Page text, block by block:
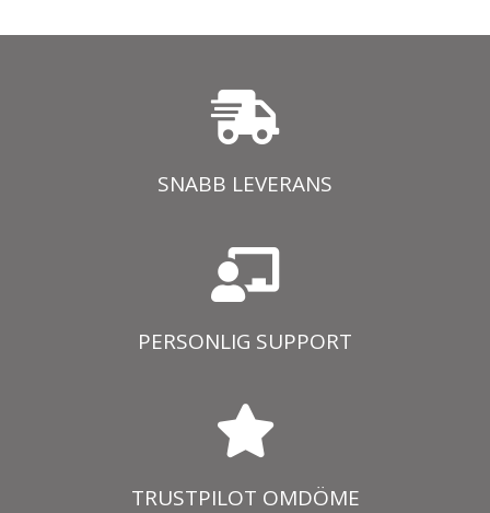
SNABB LEVERANS
PERSONLIG SUPPORT
TRUSTPILOT OMDÖME